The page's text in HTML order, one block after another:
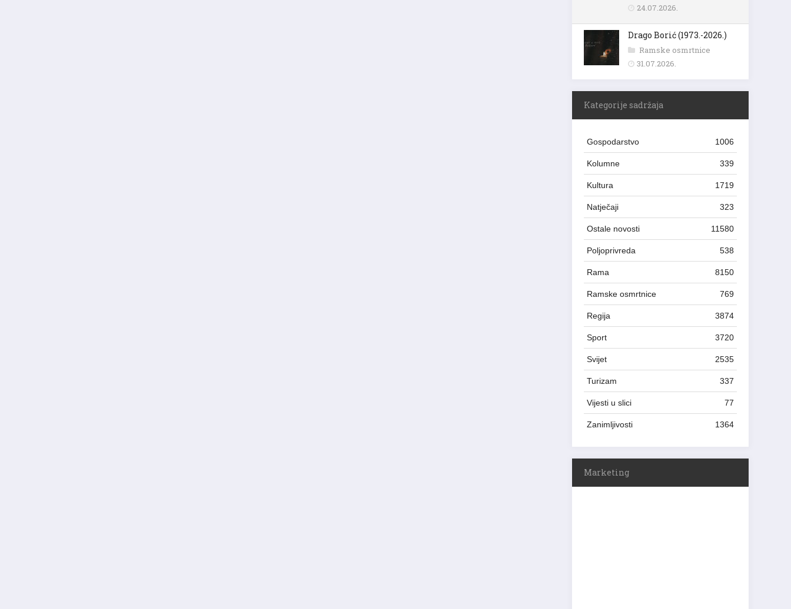
24.07.2026.
Drago Borić (1973.-2026.)
Ramske osmrtnice
31.07.2026.
Kategorije sadržaja
Gospodarstvo 1006
Kolumne 339
Kultura 1719
Natječaji 323
Ostale novosti 11580
Poljoprivreda 538
Rama 8150
Ramske osmrtnice 769
Regija 3874
Sport 3720
Svijet 2535
Turizam 337
Vijesti u slici 77
Zanimljivosti 1364
Marketing